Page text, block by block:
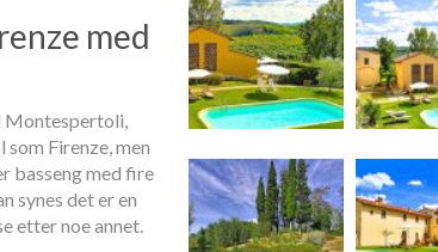
med
Montespertoli,
Firenze, men
basseng med fire
synes det er en
etter noe annet.